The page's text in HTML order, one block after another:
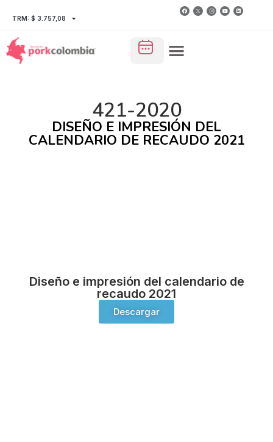
TRM: $ 3.757,08
421-2020
DISEÑO E IMPRESIÓN DEL
CALENDARIO DE RECAUDO 2021
Diseño e impresión del calendario de
recaudo 2021
Descargar